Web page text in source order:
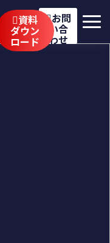
資料
ダウン
ロード
お問
い合
わせ